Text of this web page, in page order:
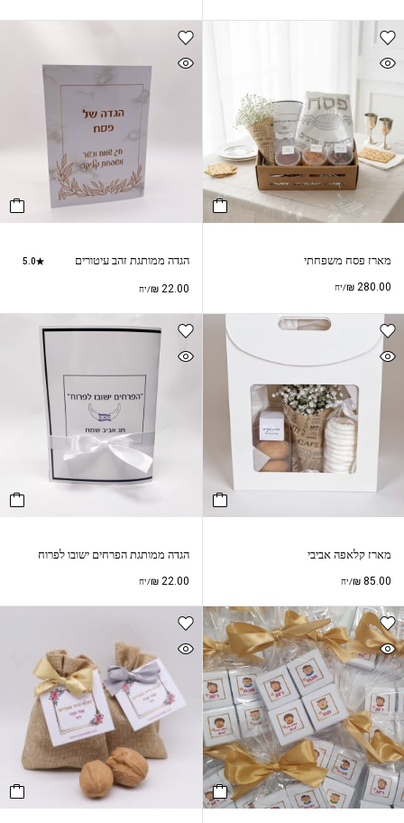
מארז פסח משפחתי
₪ 280.00 /יח
הגדה ממותגת זהב עיטורים 5.0
₪22.00 /יח
מארז קלאפה אביבי
₪ 85.00 /יח
הגדה ממותגת הפרחים ישובו לפרוח
₪22.00 /יח